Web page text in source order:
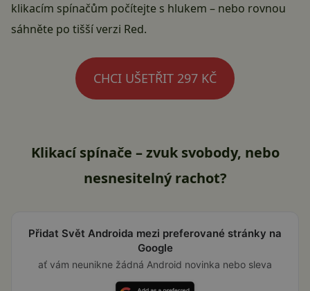
klikacím spínačům počítejte s hlukem – nebo rovnou
sáhněte po tišší verzi Red.
CHCI UŠETŘIT 297 KČ
Klikací spínače – zvuk svobody, nebo
nesnesitelný rachot?
Přidat Svět Androida mezi preferované stránky na
Google
ať vám neunikne žádná Android novinka nebo sleva